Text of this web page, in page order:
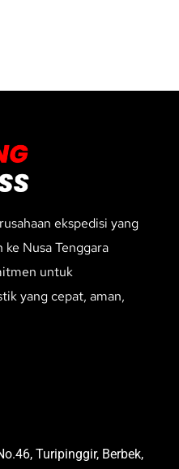
ekspedisi yang
Nusa Tenggara
untuk
yang cepat, aman,
Turipinggir, Berbek,